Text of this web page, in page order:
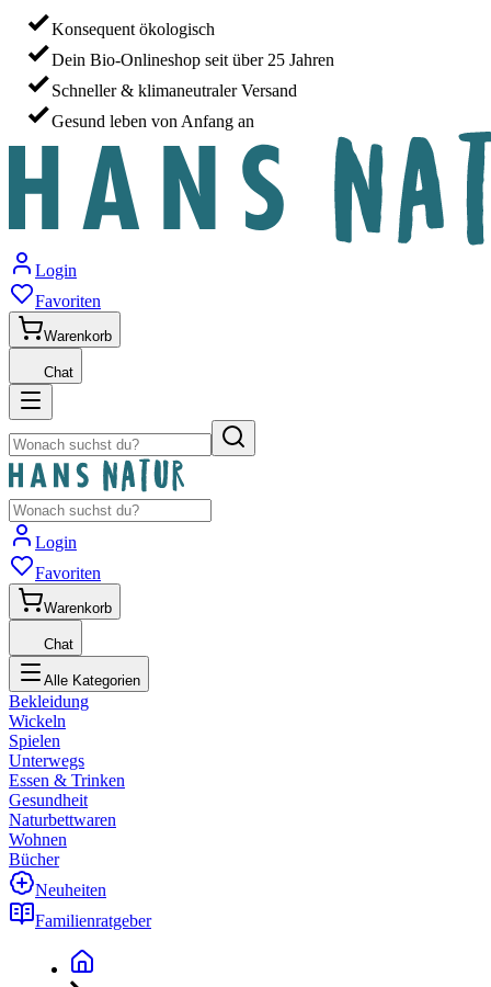
Konsequent ökologisch
Dein Bio-Onlineshop seit über 25 Jahren
Schneller & klimaneutraler Versand
Gesund leben von Anfang an
Login
Favoriten
Warenkorb
Chat
Login
Favoriten
Warenkorb
Chat
Alle Kategorien
Bekleidung
Wickeln
Spielen
Unterwegs
Essen & Trinken
Gesundheit
Naturbettwaren
Wohnen
Bücher
Neuheiten
Familienratgeber